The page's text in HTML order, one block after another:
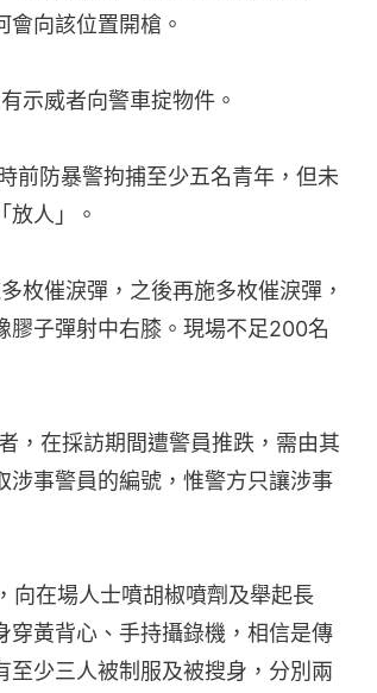
向該位置開槍。
示威者向警車掟物件。
前防暴警拘捕至少五名青年，但未
放人」。
枚催淚彈，之後再施多枚催淚彈，
膠子彈射中右膝。現場不足200名
，在採訪期間遭警員推跌，需由其
涉事警員的編號，惟警方只讓涉事
向在場人士噴胡椒噴劑及舉起長
穿黃背心、手持攝錄機，相信是傳
少三人被制服及被搜身，分別兩